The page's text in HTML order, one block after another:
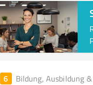
6 Bildung, Ausbildung